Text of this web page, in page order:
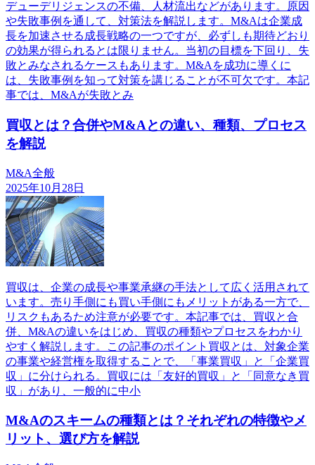
デューデリジェンスの不備、人材流出などがあります。原因
や失敗事例を通して、対策法を解説します。M&Aは企業成
長を加速させる成長戦略の一つですが、必ずしも期待どおり
の効果が得られるとは限りません。当初の目標を下回り、失
敗とみなされるケースもあります。M&Aを成功に導くに
は、失敗事例を知って対策を講じることが不可欠です。本記
事では、M&Aが失敗とみ
買収とは？合併やM&Aとの違い、種類、プロセス
を解説
M&A全般
2025年10月28日
買収は、企業の成長や事業承継の手法として広く活用されて
います。売り手側にも買い手側にもメリットがある一方で、
リスクもあるため注意が必要です。本記事では、買収と合
併、M&Aの違いをはじめ、買収の種類やプロセスをわかり
やすく解説します。この記事のポイント買収とは、対象企業
の事業や経営権を取得することで、「事業買収」と「企業買
収」に分けられる。買収には「友好的買収」と「同意なき買
収」があり、一般的に中小
M&Aのスキームの種類とは？それぞれの特徴やメ
リット、選び方を解説